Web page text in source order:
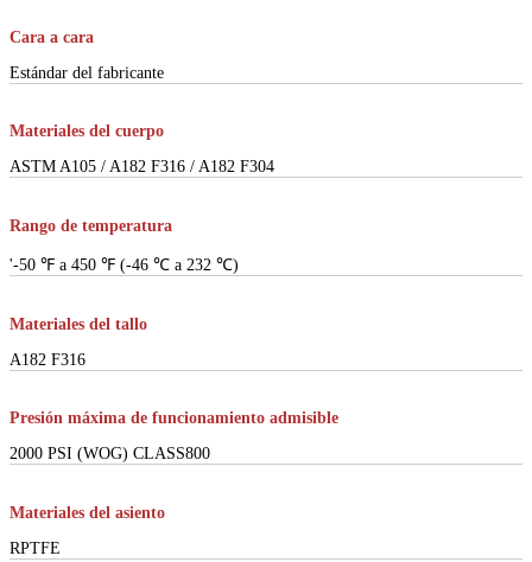
Cara a cara
Estándar del fabricante
Materiales del cuerpo
ASTM A105 / A182 F316 / A182 F304
Rango de temperatura
'-50 ℉ a 450 ℉ (-46 ℃ a 232 ℃)
Materiales del tallo
A182 F316
Presión máxima de funcionamiento admisible
2000 PSI (WOG) CLASS800
Materiales del asiento
RPTFE